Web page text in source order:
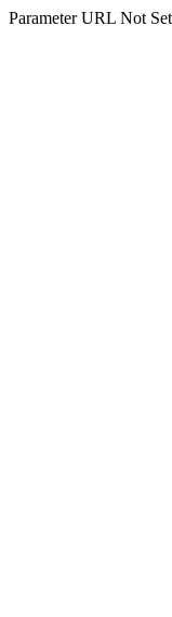
Parameter URL Not